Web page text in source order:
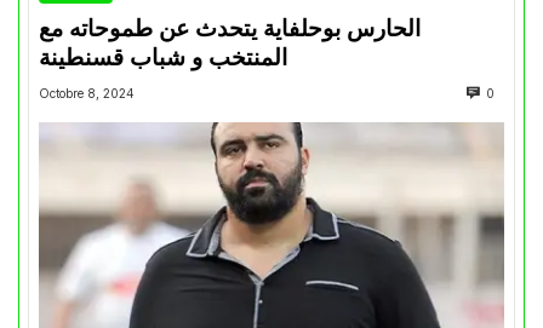
الحارس بوحلفاية يتحدث عن طموحاته مع
المنتخب و شباب قسنطينة
Octobre 8, 2024 0